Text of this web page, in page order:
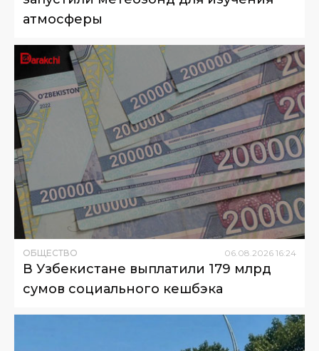
атмосферы
ОБЩЕСТВО 06 08 2026 16:24
В Узбекистане выплатили 179 млрд
сумов социального кешбэка